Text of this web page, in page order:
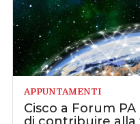
APPUNTAMENTI
Cisco a Forum